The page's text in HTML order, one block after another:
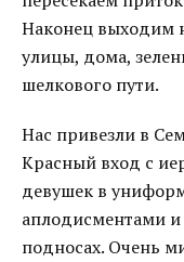
Наконец выходим
улицы, дома,
шелкового пути.
Нас привезли в
Красный вход с
девушек в
аплодисментами
подносах. Очень